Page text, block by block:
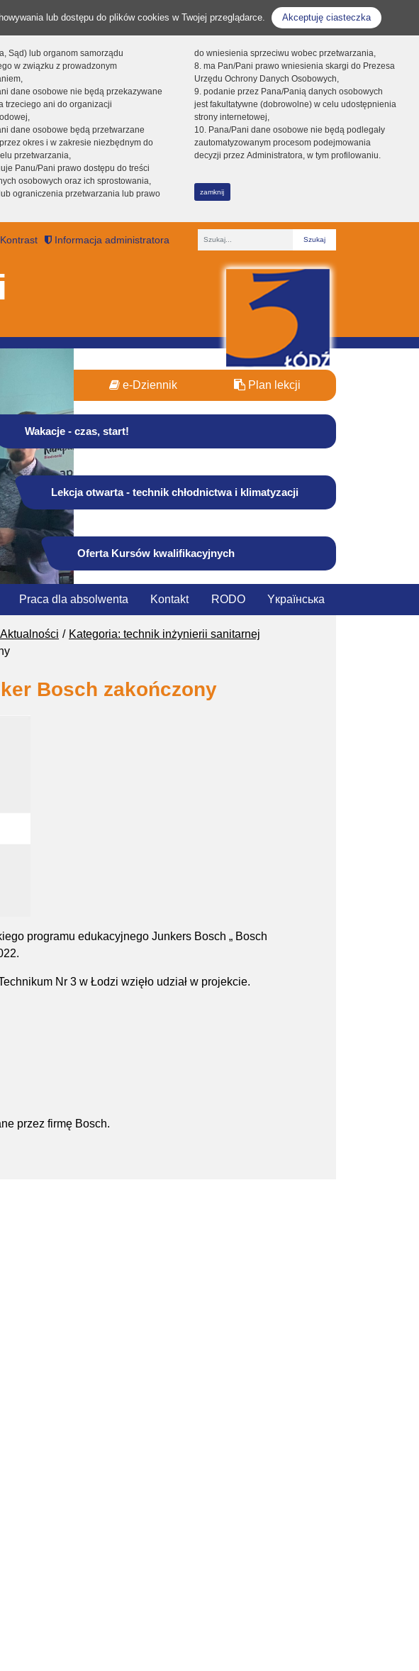
lub dostępu do plików cookies w Twojej przeglądarce. Akceptuję ciasteczka
Sąd) lub organom samorządu
w związku z prowadzonym
dane osobowe nie będą przekazywane
trzeciego ani do organizacji
dane osobowe będą przetwarzane
okres i w zakresie niezbędnym do
przetwarzania,
Panu/Pani prawo dostępu do treści
osobowych oraz ich sprostowania,
ograniczenia przetwarzania lub prawo
do wniesienia sprzeciwu wobec przetwarzania,
8. ma Pan/Pani prawo wniesienia skargi do Prezesa
Urzędu Ochrony Danych Osobowych,
9. podanie przez Pana/Panią danych osobowych
jest fakultatywne (dobrowolne) w celu udostępnienia
strony internetowej,
10. Pana/Pani dane osobowe nie będą podlegały
zautomatyzowanym procesom podejmowania
decyzji przez Administratora, w tym profilowaniu.
zamknij
Kontrast Informacja administratora
Fraza
e-Dziennik Plan lekcji
Wakacje - czas, start!
Lekcja otwarta - technik chłodnictwa i klimatyzacji
Oferta Kursów kwalifikacyjnych
Praca dla absolwenta Kontakt RODO Yкраїнська
Kategoria: technik inżynierii sanitarnej
Bosch zakończony
programu edukacyjnego Junkers Bosch „ Bosch
Nr 3 w Łodzi wzięło udział w projekcie.
przez firmę Bosch.